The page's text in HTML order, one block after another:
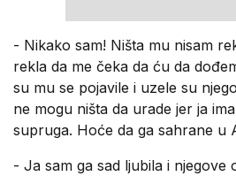
- Nikako sam! Ništa mu nisam
rekla da me čeka da ću da
su mu se pojavile i uzele su
ne mogu ništa da urade jer ja
supruga. Hoće da ga sahrane u
- Ja sam ga sad ljubila i njegove